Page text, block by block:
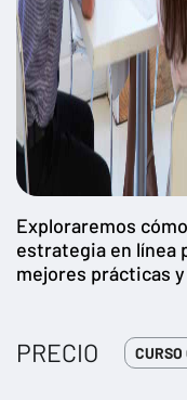
Exploraremos
estrategia en línea
mejores prácticas
PRECIO CURSO